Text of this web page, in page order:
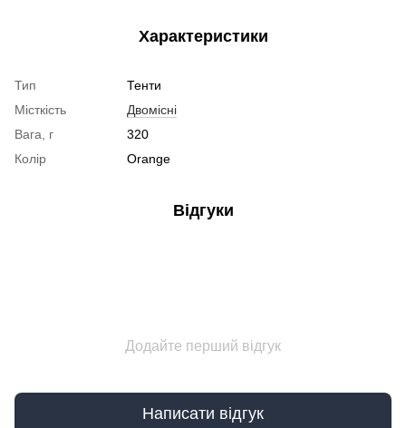
Характеристики
Тип
Тенти
Місткість
Двомісні
Вага, г
320
Колір
Orange
Відгуки
Додайте перший відгук
Написати відгук